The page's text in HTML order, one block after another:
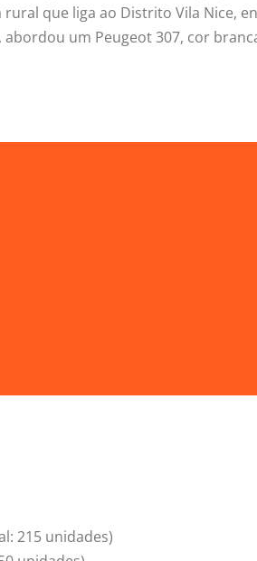
que liga ao Distrito Vila Nice,
abordou um Peugeot 307, cor
215 unidades)